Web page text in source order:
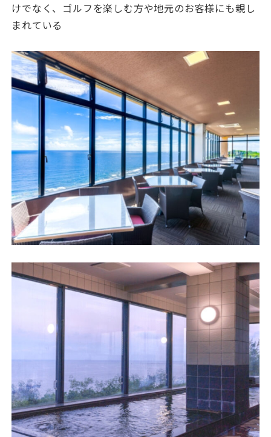
けでなく、ゴルフを楽しむ方や地元のお客様にも親し
まれている